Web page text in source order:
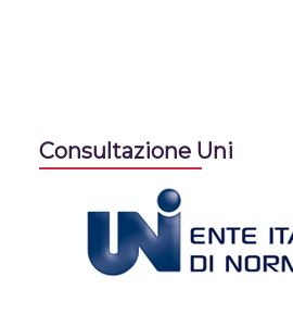
Consultazione Uni